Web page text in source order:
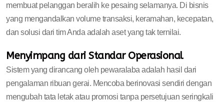
membuat pelanggan beralih ke pesaing selamanya. Di bisnis
yang mengandalkan volume transaksi, keramahan, kecepatan,
dan solusi dari tim Anda adalah aset yang tak ternilai.
Menyimpang dari Standar Operasional
Sistem yang dirancang oleh pewaralaba adalah hasil dari
pengalaman ribuan gerai. Mencoba berinovasi sendiri dengan
mengubah tata letak atau promosi tanpa persetujuan seringkali